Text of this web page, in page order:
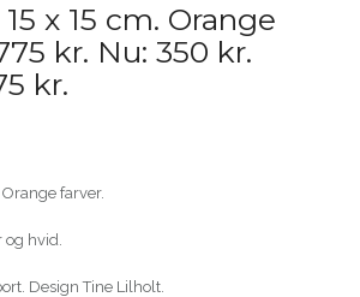
x 15 cm. Orange
kr. Nu: 350 kr.
kr.
farver.
og hvid.
Design Tine Lilholt.